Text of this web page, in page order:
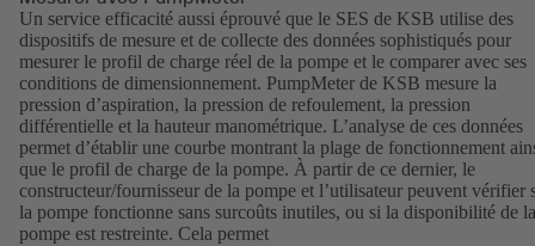
Un service efficacité aussi éprouvé que le SES de KSB utilise des
dispositifs de mesure et de collecte des données sophistiqués pour
mesurer le profil de charge réel de la pompe et le comparer avec ses
conditions de dimensionnement. PumpMeter de KSB mesure la
pression d’aspiration, la pression de refoulement, la pression
différentielle et la hauteur manométrique. L’analyse de ces données
permet d’établir une courbe montrant la plage de fonctionnement
que le profil de charge de la pompe. À partir de ce dernier, le
constructeur/fournisseur de la pompe et l’utilisateur peuvent vérifier
la pompe fonctionne sans surcoûts inutiles, ou si la disponibilité de la
pompe est restreinte. Cela permet